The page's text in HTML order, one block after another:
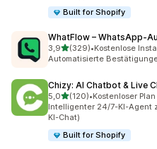
Built for Shopify
WhatFlow –
3,9von 5 Sternen
(329)
329 Rezensionen insgesamt
•Kostenlose
Automatisierte
Chizy: AI Chatbot & Live
5,0von 5 Sternen
(120)
120 Rezensionen insgesamt
•Kostenloser
Intelligenter 24/7-KI-Agent
KI-Chat)
Built for Shopify